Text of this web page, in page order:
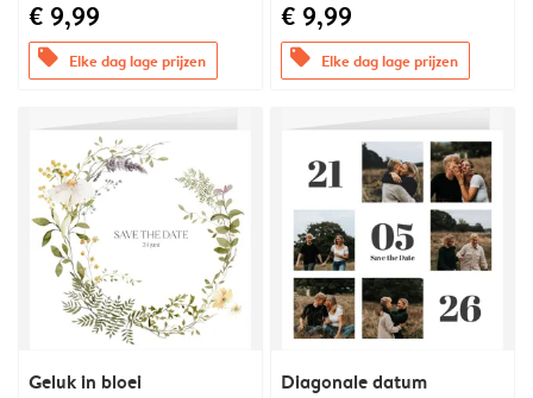
€ 9,99
offers Elke dag lage prijzen
€ 9,99
offers Elke dag lage prijzen
Geluk in bloei Diagonale datum